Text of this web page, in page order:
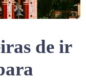
de ir